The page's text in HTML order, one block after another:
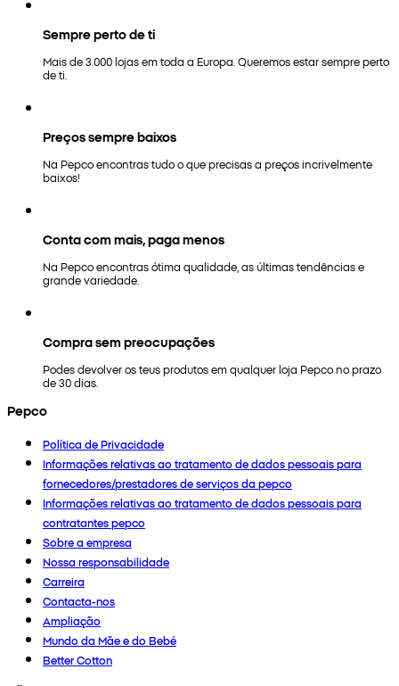
Sempre perto de ti
Mais de 3.000 lojas em toda a Europa. Queremos estar sempre perto
de ti.
Preços sempre baixos
Na Pepco encontras tudo o que precisas a preços incrivelmente
baixos!
Conta com mais, paga menos
Na Pepco encontras ótima qualidade, as últimas tendências e
grande variedade.
Compra sem preocupações
Podes devolver os teus produtos em qualquer loja Pepco no prazo
de 30 dias.
Pepco
Política de Privacidade
Informações relativas ao tratamento de dados pessoais para
fornecedores/prestadores de serviços da pepco
Informações relativas ao tratamento de dados pessoais para
contratantes pepco
Sobre a empresa
Nossa responsabilidade
Carreira
Contacta-nos
Ampliação
Mundo da Mãe e do Bebé
Better Cotton